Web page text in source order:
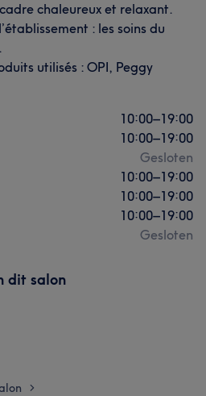
chaleureux et relaxant.
: les soins du
utilisés : OPI, Peggy
10:00–19:00
10:00–19:00
Gesloten
10:00–19:00
10:00–19:00
10:00–19:00
Gesloten
dit salon
>